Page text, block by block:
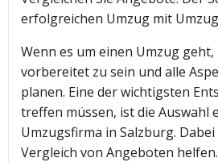
erfolgreichen Umzug mit
Wenn es um einen Umzug
vorbereitet zu sein und alle
planen. Eine der wichtigsten
treffen müssen, ist die Auswahl
Umzugsfirma in Salzburg.
Vergleich von Angeboten helfen.